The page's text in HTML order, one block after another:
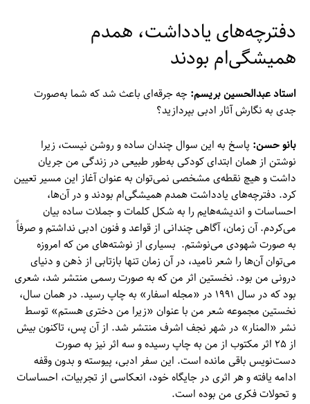
دفترچه‌های یادداشت، همدم
همیشگی‌ام بودند
استادعبدالحسین بریسم:چه جرقه‌ای باعث شد که شما به‌صورت
جدی به نگارش آثار ادبی بپردازید؟
بانو حسن: پاسخ به این سوال چندان ساده و روشن نیست، زیرا
نوشتن از همان ابتدای کودکی به‌طور طبیعی در زندگی من جریان
داشت و هیچ نقطه‌ی مشخصی نمی‌توان به عنوان آغاز این مسیر تعیین
کرد. دفترچه‌های یادداشت همدم همیشگی‌ام بودند و در آن‌ها،
احساسات و اندیشه‌هایم را به شکل کلمات و جملات ساده بیان
می‌کردم. آن زمان، آگاهی چندانی از قواعد و فنون ادبی نداشتم و صرفاً
به صورت شهودی می‌نوشتم. بسیاری از نوشته‌های من که امروزه
می‌توان آن‌ها را شعر نامید، در آن زمان تنها بازتابی از ذهن و دنیای
درونی من بود. نخستین اثر من که به صورت رسمی منتشر شد، شعری
بود که در سال ۱۹۹۱ در «مجله اسفار» به چاپ رسید. در همان سال،
نخستین مجموعه شعر من با عنوان «زیرا من دختری هستم» توسط
نشر «المنار» در شهر نجف اشرف منتشر شد. از آن پس، تاکنون بیش
از ۲۵ اثر مکتوب از من به چاپ رسیده و سه اثر نیز به صورت
دست‌نویس باقی مانده است. این سفر ادبی، پیوسته و بدون وقفه
ادامه یافته و هر اثری در جایگاه خود، انعکاسی از تجربیات، احساسات
و تحولات فکری من بوده است.